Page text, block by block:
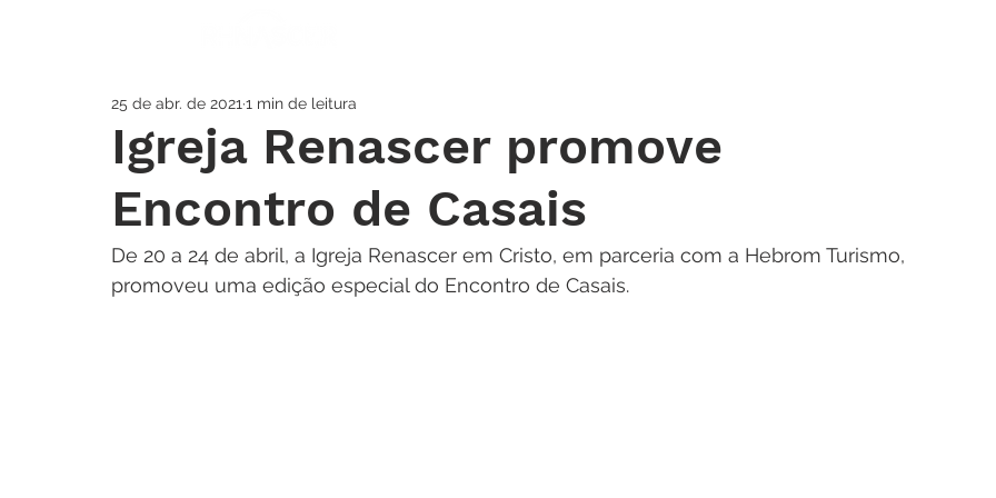
Igreja Renascer promove
Encontro de Casais
25 de abr. de 2021 1 min de leitura
De 20 a 24 de abril, a Igreja Renascer em Cristo, em parceria com a Hebrom Turismo,
promoveu uma edição especial do Encontro de Casais.